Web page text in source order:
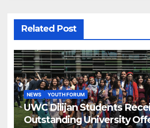
Related Post
NEWS YOUTH FORUM
UWC Dilijan Students
Outstanding University